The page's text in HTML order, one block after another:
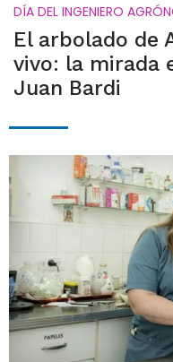
DÍA DEL INGENIERO
El arbolado de
vivo: la mirada
Juan Bardi